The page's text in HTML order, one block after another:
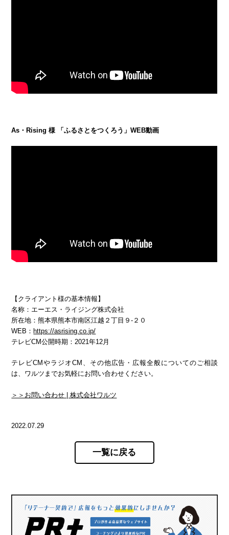
As・Rising 様 「ふるさとをつくろう」WEB動画
【クライアント様の基本情報】
名称：エーエス・ライジング株式会社
所在地：熊本県熊本市南区江越２丁目９-２０
WEB： https://asrising.co.jp/
テレビCM公開時期：2021年12月
テレビCMやラジオCM、その他広告・広報全般についてのご相談
は、ワルツまでお気軽にお問い合わせください。
＞＞お問い合わせ | 株式会社ワルツ
2022.07.29
一覧に戻る